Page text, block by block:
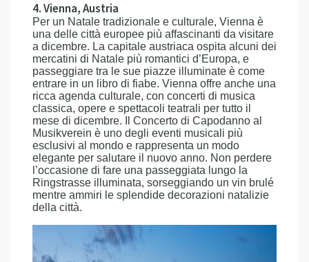
4. Vienna, Austria
Per un Natale tradizionale e culturale, Vienna è
una delle città europee più affascinanti da visitare
a dicembre. La capitale austriaca ospita alcuni dei
mercatini di Natale più romantici d’Europa, e
passeggiare tra le sue piazze illuminate è come
entrare in un libro di fiabe. Vienna offre anche una
ricca agenda culturale, con concerti di musica
classica, opere e spettacoli teatrali per tutto il
mese di dicembre. Il Concerto di Capodanno al
Musikverein è uno degli eventi musicali più
esclusivi al mondo e rappresenta un modo
elegante per salutare il nuovo anno. Non perdere
l’occasione di fare una passeggiata lungo la
Ringstrasse illuminata, sorseggiando un vin brulé
mentre ammiri le splendide decorazioni natalizie
della città.